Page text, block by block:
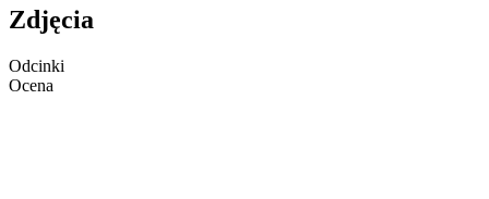
Zdjęcia
Odcinki
Ocena